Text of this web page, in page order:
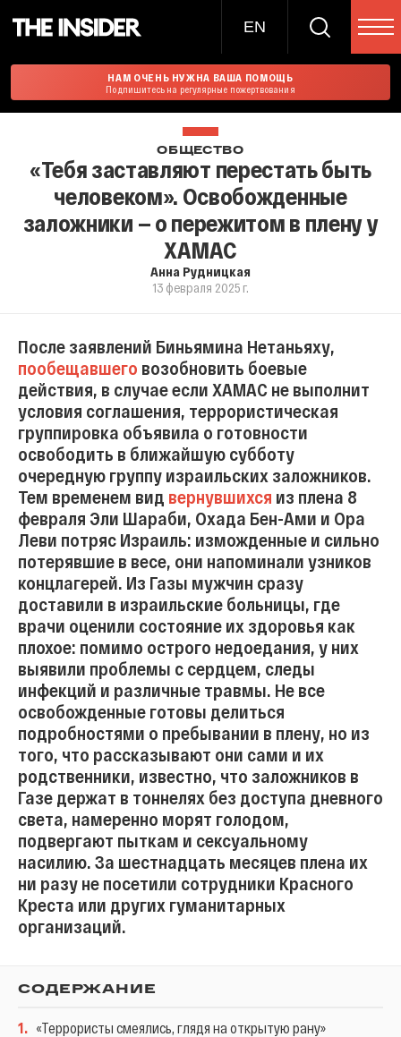
EN
НАМ ОЧЕНЬ НУЖНА ВАША ПОМОЩЬ
Подпишитесь на регулярные пожертвования
ОБЩЕСТВО
«Тебя заставляют перестать быть
человеком». Освобожденные
заложники — о пережитом в плену у
ХАМАС
Анна Рудницкая
13 февраля 2025 г.
После заявлений Биньямина Нетаньяху,
пообещавшего возобновить боевые
действия, в случае если ХАМАС не выполнит
условия соглашения, террористическая
группировка объявила о готовности
освободить в ближайшую субботу
очередную группу израильских заложников.
Тем временем вид вернувшихся из плена 8
февраля Эли Шараби, Охада Бен-Ами и Ора
Леви потряс Израиль: изможденные и сильно
потерявшие в весе, они напоминали узников
концлагерей. Из Газы мужчин сразу
доставили в израильские больницы, где
врачи оценили состояние их здоровья как
плохое: помимо острого недоедания, у них
выявили проблемы с сердцем, следы
инфекций и различные травмы. Не все
освобожденные готовы делиться
подробностями о пребывании в плену, но из
того, что рассказывают они сами и их
родственники, известно, что заложников в
Газе держат в тоннелях без доступа дневного
света, намеренно морят голодом,
подвергают пыткам и сексуальному
насилию. За шестнадцать месяцев плена их
ни разу не посетили сотрудники Красного
Креста или других гуманитарных
организаций.
СОДЕРЖАНИЕ
1. «Террористы смеялись, глядя на открытую рану»